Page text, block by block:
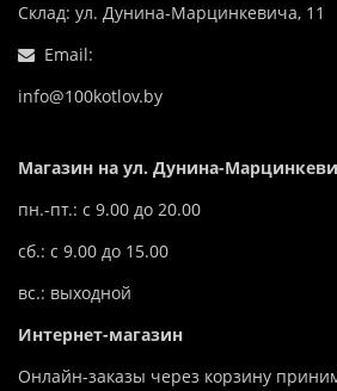
Склад: ул. Дунина-Марцинкевича, 11
Email:
info@100kotlov.by
Магазин на ул. Дунина-
пн.-пт.: с 9.00 до 20.00
сб.: с 9.00 до 15.00
вс.: выходной
Интернет-магазин
Онлайн-заказы через корзину